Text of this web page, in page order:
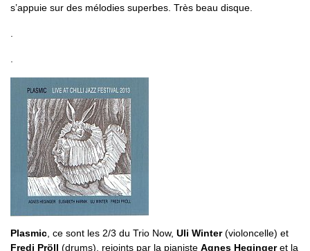
s’appuie sur des mélodies superbes. Très beau disque.
.
.
Plasmic, ce sont les 2/3 du Trio Now, Uli Winter(violoncelle) et
Fredi Pröll (drums), rejoints par la pianiste Agnes Hegingeret la